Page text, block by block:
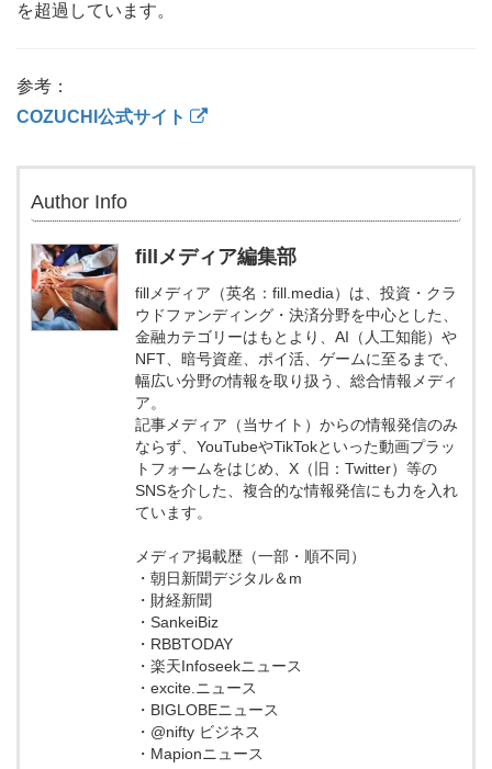
を超過しています。
参考：
COZUCHI公式サイト
Author Info
fillメディア編集部
fillメディア（英名：fill.media）は、投資・クラ
ウドファンディング・決済分野を中心とした、
金融カテゴリーはもとより、AI（人工知能）や
NFT、暗号資産、ポイ活、ゲームに至るまで、
幅広い分野の情報を取り扱う、総合情報メディ
ア。
記事メディア（当サイト）からの情報発信のみ
ならず、YouTubeやTikTokといった動画プラッ
トフォームをはじめ、X（旧：Twitter）等の
SNSを介した、複合的な情報発信にも力を入れ
ています。
メディア掲載歴（一部・順不同）
・朝日新聞デジタル＆m
・財経新聞
・SankeiBiz
・RBBTODAY
・楽天Infoseekニュース
・excite.ニュース
・BIGLOBEニュース
・@nifty ビジネス
・Mapionニュース